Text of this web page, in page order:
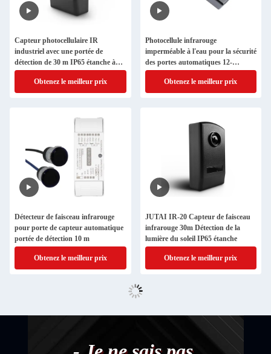
Capteur photocellulaire IR
industriel avec une portée de
détection de 30 m IP65 étanche à
l'eau pour une utilisation en
extérieurObtenez le meilleur prix
Photocellule infrarouge
imperméable à l'eau pour la sécurité
des portes automatiques 12-
24VADC 30M
Obtenez le meilleur prix
Détecteur de faisceau infrarouge
pour porte de capteur automatique
portée de détection 10 m
Obtenez le meilleur prix
JUTAI IR-20 Capteur de faisceau
infrarouge 30m Détection de la
lumière du soleil IP65 étanche
Obtenez le meilleur prix